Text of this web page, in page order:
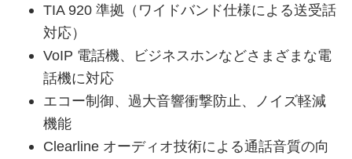
TIA 920 準拠（ワイドバンド仕様による送受話
対応）
VoIP 電話機、ビジネスホンなどさまざまな電
話機に対応
エコー制御、過大音響衝撃防止、ノイズ軽減
機能
Clearline オーディオ技術による通話音質の向